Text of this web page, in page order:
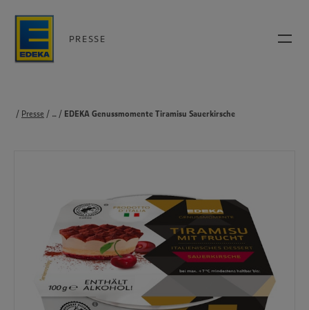
PRESSE
Presse Produkte
EDEKA Genussmomente Tiramisu Sauerkirsche
...